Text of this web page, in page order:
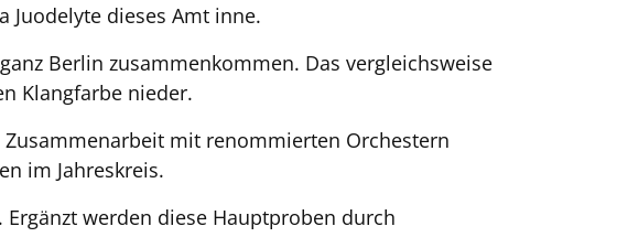
Juodelyte dieses Amt inne.
Berlin zusammenkommen. Das vergleichsweise
Klangfarbe nieder.
mit renommierten Orchestern
im Jahreskreis.
werden diese Hauptproben durch